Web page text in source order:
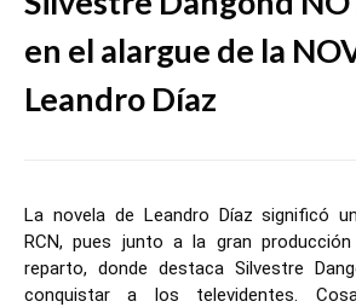
en el alargue de la
Leandro Díaz
La novela de Leandro Díaz significó
RCN, pues junto a la gran
reparto, donde destaca Silvestre
conquistar a los televidentes.